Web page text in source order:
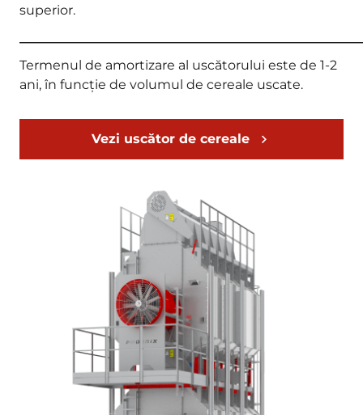
superior.
Termenul de amortizare al uscătorului este de 1-2
ani, în funcție de volumul de cereale uscate.
Vezi uscător de cereale